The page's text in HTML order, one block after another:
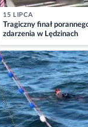
15 LIPCA
Tragiczny finał
zdarzenia w Lędzinach